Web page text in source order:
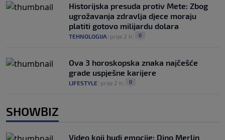
Historijska presuda protiv Mete: Zbog
ugrožavanja zdravlja djece moraju
platiti gotovo milijardu dolara
TEHNOLOGIJA prije 2 h 0
Ova 3 horoskopska znaka najčešće
grade uspješne karijere
LIFESTYLE prije 2 h 0
SHOWBIZ
Video koji budi emocije: Dino Merlin